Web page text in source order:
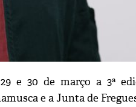
e 30 de março a 3ª
e a Junta de